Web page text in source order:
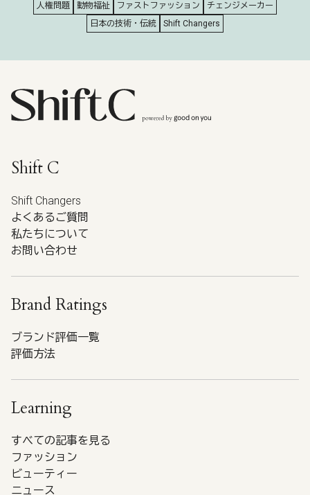
人権問題
動物福祉 ファストファッション
チェンジメーカー
日本の技術・伝統
Shift Changers
Shift C
Shift Changers
よくあるご質問
私たちについて
お問い合わせ
Brand Ratings
ブランド評価一覧
評価方法
Learning
すべての記事を見る
ファッション
ビューティー
ニュース